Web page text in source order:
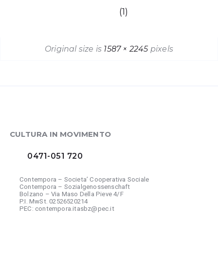
(1)
Original size is 1587 × 2245pixels
CULTURA IN MOVIMENTO
0471-051 720
Contempora – Societa’ Cooperativa Sociale
Contempora – Sozialgenossenschaft
Bolzano – Via Maso Della Pieve 4/F
P.I. MwSt. 02526520214
PEC: contempora.itasbz@pec.it